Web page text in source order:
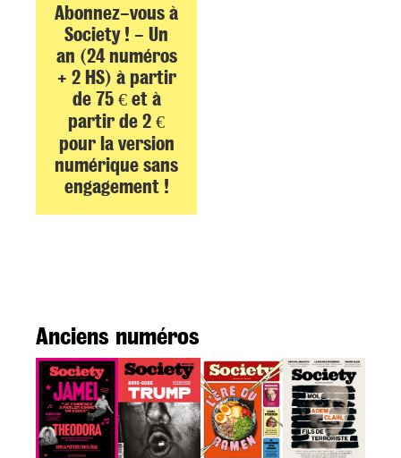
Abonnez-vous à
Society ! - Un
an (24 numéros
+ 2 HS) à partir
de 75 € et à
partir de 2 €
pour la version
numérique sans
engagement !
Anciens numéros